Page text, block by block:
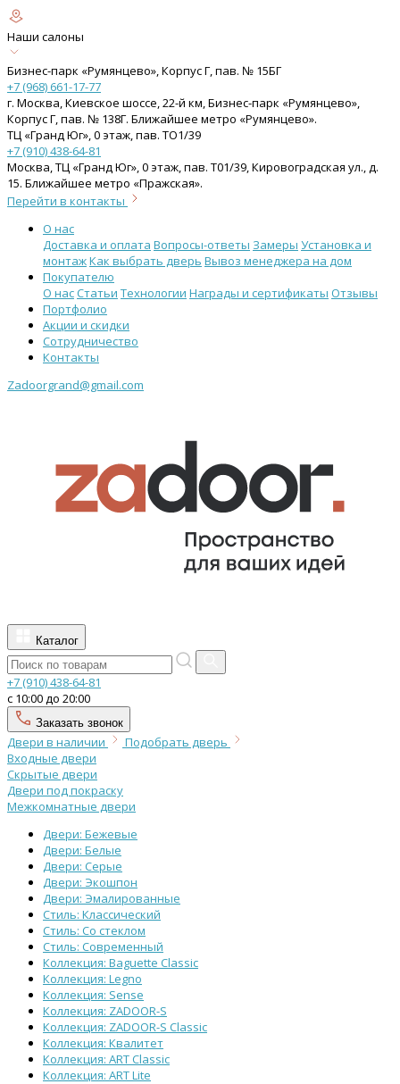
Наши салоны
Бизнес-парк «Румянцево», Корпус Г, пав. № 15БГ
+7 (968) 661-17-77
г. Москва, Киевское шоссе, 22-й км, Бизнес-парк «Румянцево»,
Корпус Г, пав. № 138Г. Ближайшее метро «Румянцево».
ТЦ «Гранд Юг», 0 этаж, пав. ТО1/39
+7 (910) 438-64-81
Москва, ТЦ «Гранд Юг», 0 этаж, пав. Т01/39, Кировоградская ул., д.
15. Ближайшее метро «Пражская».
Перейти в контакты
О нас
Доставка и оплата Вопросы-ответы Замеры Установка и
монтажКак выбрать дверь Вывоз менеджера на дом
Покупателю
О насСтатьи Технологии Награды и сертификаты Отзывы
Портфолио
Акции и скидки
Сотрудничество
Контакты
Zadoorgrand@gmail.com
Каталог
+7 (910) 438-64-81
с 10:00 до 20:00
Заказать звонок
Двери в наличии
Подобрать дверь
Входные двери
Скрытые двери
Двери под покраску
Межкомнатные двери
Двери: Бежевые
Двери: Белые
Двери: Серые
Двери: Экошпон
Двери: Эмалированные
Стиль: Классический
Стиль: Со стеклом
Стиль: Современный
Коллекция: Baguette Classic
Коллекция: Legno
Коллекция: Sense
Коллекция: ZADOOR-S
Коллекция: ZADOOR-S Classic
Коллекция: Квалитет
Коллекция: ART Classic
Коллекция: ART Lite